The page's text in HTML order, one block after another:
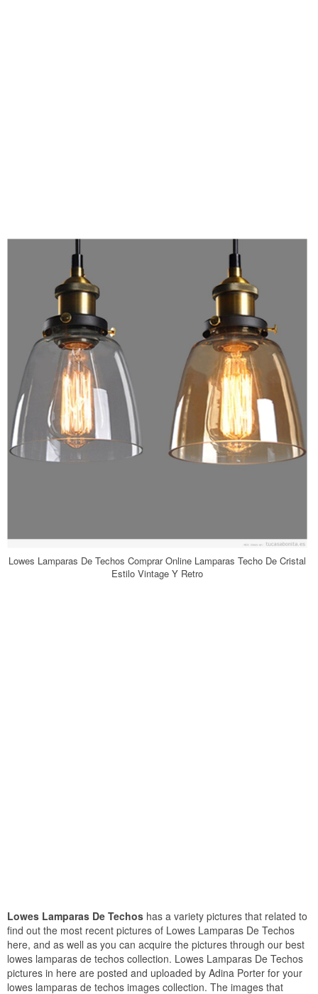
Lowes Lamparas De Techos Comprar Online Lamparas Techo De Cristal
Estilo Vintage Y Retro
Lowes Lamparas De Techos has a variety pictures that related to
find out the most recent pictures of Lowes Lamparas De Techos
here, and as well as you can acquire the pictures through our best
lowes lamparas de techos collection. Lowes Lamparas De Techos
pictures in here are posted and uploaded by Adina Porter for your
lowes lamparas de techos images collection. The images that